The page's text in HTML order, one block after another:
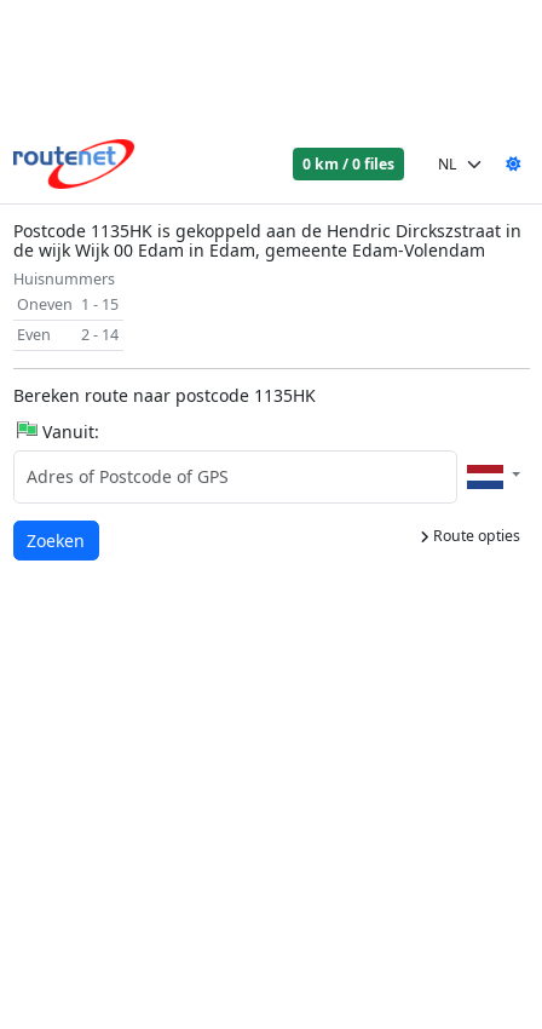
0 km / 0 files
Postcode 1135HK is gekoppeld aan de Hendric Dirckszstraat in
de wijk Wijk 00 Edam in Edam, gemeente Edam-Volendam
Huisnummers
Oneven 1 - 15
Even
2 - 14
Bereken route naar postcode 1135HK
Vanuit:
Route opties
Laden...
Zoeken